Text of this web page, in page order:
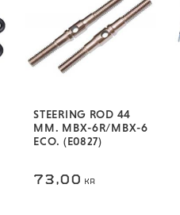
STEERING ROD 44
MM. MBX-6R/MBX-6
ECO. (E0827)
73,00 KR